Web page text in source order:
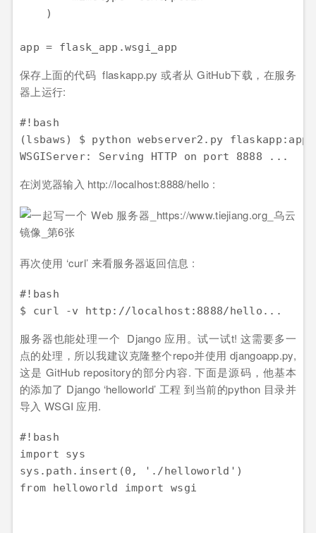
    )
保存上面的代码 flaskapp.py 或者从 GitHub下载，在服务
器上运行:
#!bash
(lsbaws) $ python webserver2.py flaskapp:app
在浏览器输入 http://localhost:8888/hello :
再次使用 ‘curl’ 来看服务器返回信息 :
#!bash
服务器也能处理一个 Django 应用。试一试t! 这需要多一
点的处理，所以我建议克隆整个repo并使用 djangoapp.py,
这是 GitHub repository的部分内容. 下面是源码，他基本
的添加了 Django ‘helloworld’ 工程 到当前的python 目录并
导入 WSGI 应用.
#!bash
import sys
sys.path.insert(0, './helloworld')
from helloworld import wsgi